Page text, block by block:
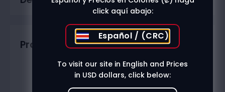
Productos relacionados
click aquí abajo:
Español / (CRC)
To visit our site in English and Prices
in USD dollars, click below: